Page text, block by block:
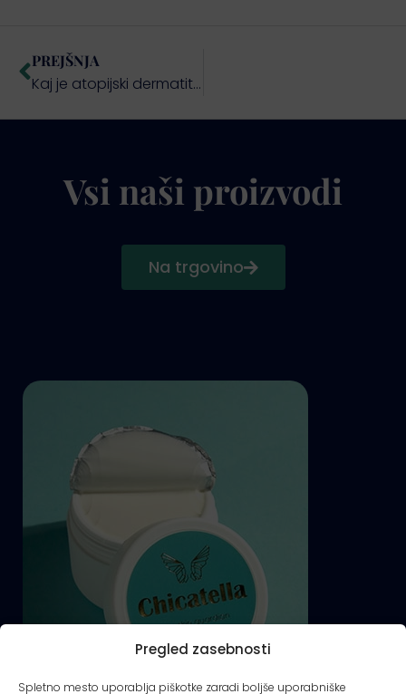
Pregled zasebnosti
Spletno mesto uporablja piškotke zaradi boljše uporabniške
PREJŠNJA
Kaj je atopijski dermatitis?
Vsi naši proizvodi
Na trgovino